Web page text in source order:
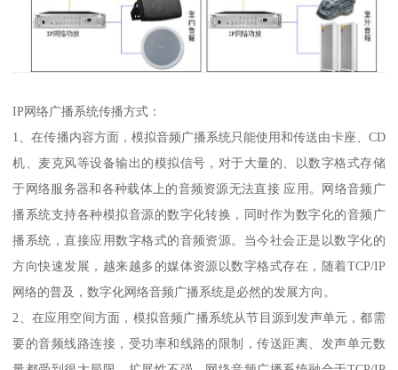
IP网络广播系统传播方式：
1、在传播内容方面，模拟音频广播系统只能使用和传送由卡座、CD
机、麦克风等设备输出的模拟信号，对于大量的、以数字格式存储
于网络服务器和各种载体上的音频资源无法直接 应用。网络音频广
播系统支持各种模拟音源的数字化转换，同时作为数字化的音频广
播系统，直接应用数字格式的音频资源。当今社会正是以数字化的
方向快速发展，越来越多的媒体资源以数字格式存在，随着TCP/IP
网络的普及，数字化网络音频广播系统是必然的发展方向。
2、在应用空间方面，模拟音频广播系统从节目源到发声单元，都需
要的音频线路连接，受功率和线路的限制，传送距离、发声单元数